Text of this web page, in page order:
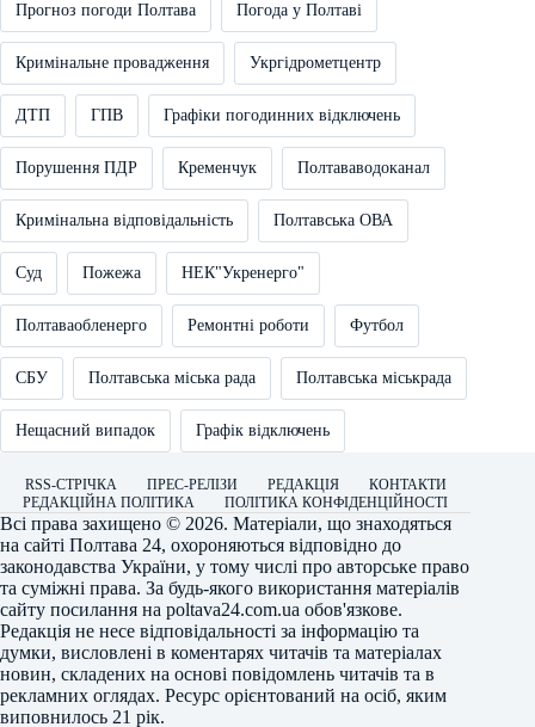
Прогноз погоди Полтава Погода у Полтаві
Кримінальне провадження Укргідрометцентр
ДТП ГПВ Графіки погодинних відключень
Порушення ПДР Кременчук Полтававодоканал
Кримінальна відповідальність Полтавська ОВА
Суд Пожежа НЕК"Укренерго"
Полтаваобленерго Ремонтні роботи Футбол
СБУ Полтавська міська рада Полтавська міськрада
Нещасний випадок Графік відключень
RSS-СТРІЧКА ПРЕС-РЕЛІЗИ РЕДАКЦІЯ
КОНТАКТИ
РЕДАКЦІЙНА ПОЛІТИКА
ПОЛІТИКА КОНФІДЕНЦІЙНОСТІ
Всі права захищено © 2026. Матеріали, що знаходяться
на сайті Полтава 24, охороняються відповідно до
законодавства України, у тому числі про авторське право
та суміжні права. За будь-якого використання матеріалів
сайту посилання на poltava24.com.ua обов'язкове.
Редакція не несе відповідальності за інформацію та
думки, висловлені в коментарях читачів та матеріалах
новин, складених на основі повідомлень читачів та в
рекламних оглядах. Ресурс орієнтований на осіб, яким
виповнилось 21 рік.